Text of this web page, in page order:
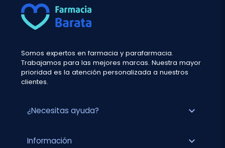
Somos expertos en farmacia y parafarmacia.
Trabajamos para las mejores marcas. Nuestra mayor
prioridad es la atención personalizada a nuestros
clientes.
¿Necesitas ayuda? expand_more
Información expand_more